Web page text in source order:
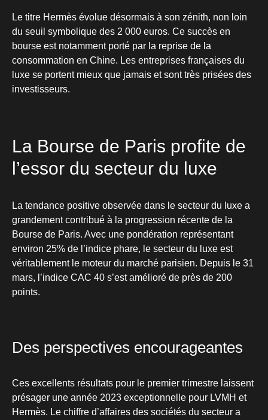
Le titre Hermès évolue désormais à son zénith, non loin
du seuil symbolique des 2 000 euros. Ce succès en
bourse est notamment porté par la reprise de la
consommation en Chine. Les entreprises françaises du
luxe se portent mieux que jamais et sont très prisées des
investisseurs.
La Bourse de Paris profite de
l’essor du secteur du luxe
La tendance positive observée dans le secteur du luxe a
grandement contribué à la progression récente de la
Bourse de Paris. Avec une pondération représentant
environ 25% de l’indice phare, le secteur du luxe est
véritablement le moteur du marché parisien. Depuis le 31
mars, l’indice CAC 40 s’est amélioré de près de 200
points.
Des perspectives encourageantes
Ces excellents résultats pour le premier trimestre laissent
présager une année 2023 exceptionnelle pour LVMH et
Hermès. Le chiffre d’affaires des sociétés du secteur a